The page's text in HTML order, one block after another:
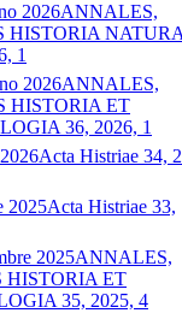
2026ANNALES,
HISTORIA
1
2026ANNALES,
HISTORIA ET
36, 2026, 1
Acta Histriae 34,
2025Acta Histriae 33,
2025ANNALES,
HISTORIA ET
35, 2025, 4